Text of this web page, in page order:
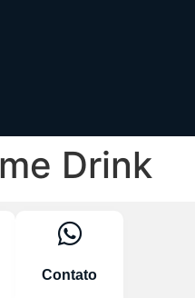
Drink
Contato